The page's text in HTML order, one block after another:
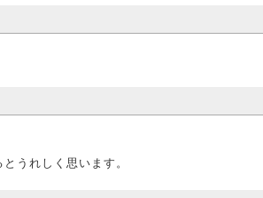
うれしく思います。